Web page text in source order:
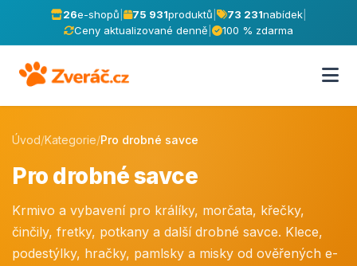
26e-shopů 75 931produktů 73 231nabídek|
Ceny aktualizované denně
100 % zdarma
Úvod/Kategorie/Pro drobné savce
Pro drobné savce
Krmivo a vybavení pro králíky, morčata, křečky,
činčily, fretky, potkany a další drobné savce. Klece,
podestýlky, hračky, pamlsky a misky od ověřených e-